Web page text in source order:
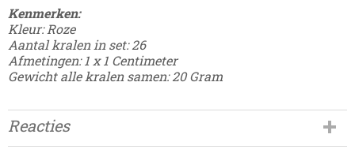
Kenmerken:
Kleur: Roze
Aantal kralen in set: 26
Afmetingen: 1 x 1 Centimeter
Gewicht alle kralen samen: 20 Gram
Reacties